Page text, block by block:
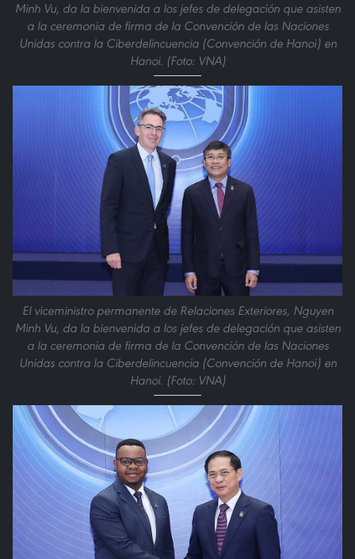
Minh Vu, da la bienvenida a los jefes de delegación que asisten
a la ceremonia de firma de la Convención de las Naciones
Unidas contra la Ciberdelincuencia (Convención de Hanoi) en
Hanoi. (Foto: VNA)
El viceministro permanente de Relaciones Exteriores, Nguyen
Minh Vu, da la bienvenida a los jefes de delegación que asisten
a la ceremonia de firma de la Convención de las Naciones
Unidas contra la Ciberdelincuencia (Convención de Hanoi) en
Hanoi. (Foto: VNA)